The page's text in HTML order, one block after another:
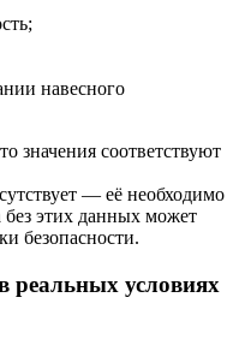
навесного
значения соответствуют
— её необходимо
без этих данных может
безопасности.
реальных условиях